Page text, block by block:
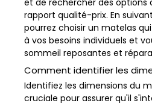
rapport qualité-prix. En
pourrez choisir un matelas
à vos besoins individuels et
sommeil reposantes et
Comment identifier les
Identifiez les dimensions du
cruciale pour assurer qu'il